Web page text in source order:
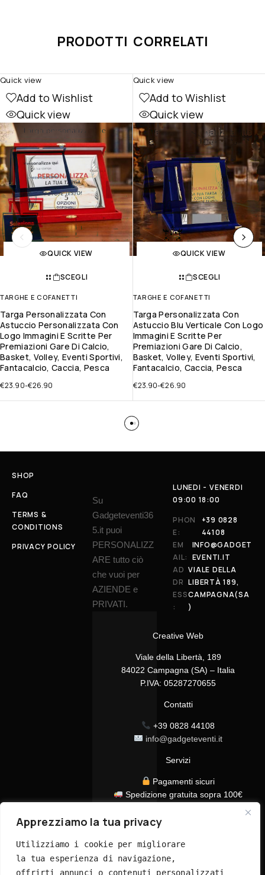
Apprezziamo la tua privacy
Utilizziamo i cookie per migliorare
la tua esperienza di navigazione,
offrirti annunci o contenuti personalizzati
PRODOTTI CORRELATI
Add to Wishlist
Quick view
QUICK VIEW
SCEGLI
TARGHE E COFANETTI
Targa Personalizzata Con
Astuccio Personalizzata Con
Logo Immagini E Scritte Per
Premiazioni Gare Di Calcio,
Basket, Volley, Eventi Sportivi,
Fantacalcio, Caccia, Pesca
€23.90-€26.90
Quick view
Add to Wishlist
Quick view
QUICK VIEW
SCEGLI
TARGHE E COFANETTI
Targa Personalizzata Con
Astuccio Blu Verticale Con Logo
Immagini E Scritte Per
Premiazioni Gare Di Calcio,
Basket, Volley, Eventi Sportivi,
Fantacalcio, Caccia, Pesca
€23.90-€26.90
Quick view
SHOP
FAQ
TERMS &
CONDITIONS
PRIVACY POLICY
Su
Gadgeteventi36
5.it puoi
PERSONALIZZ
ARE tutto ciò
che vuoi per
AZIENDE e
PRIVATI.
Creative Web
Viale della Libertà, 189
84022 Campagna (SA) – Italia
P.IVA: 05287270655
Contatti
+39 0828 44108
info@gadgeteventi.it
Servizi
Pagamenti sicuri
Spedizione gratuita sopra 100€
Assistenza clienti dedicata
LUNEDI - VENERDI
09:00 18:00
PHON
E:
+39 0828
44108
EM
AIL:
INFO@GADGET
EVENTI.IT
AD
DR
ESS
:
VIALE DELLA
LIBERTÀ 189,
CAMPAGNA(SA
)